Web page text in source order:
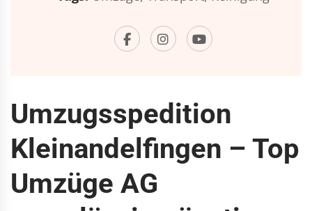
Umzugsspedition
Kleinandelfingen – Top
Umzüge AG